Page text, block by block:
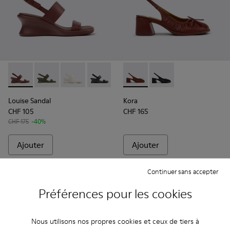
Préférences pour les cookies
Nous utilisons nos propres cookies et ceux de tiers à
Continuer sans accepter
Louise Sandal - K201915-003 - Sandales en cuir bordeaux
Louise Sandal - K201915-004
Louise Sandal - K201915-002
Louise Sandal - K201915-001
Louise Sandal
CHF 105
CHF 175 -40%
Ajouter
Kora - K201896-002 -
Kora - K201896-001
Kora
CHF 165
Ajouter